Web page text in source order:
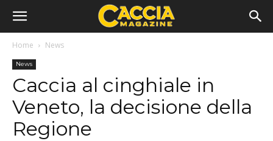
Home News
News
Caccia al cinghiale in
Veneto, la decisione della
Regione